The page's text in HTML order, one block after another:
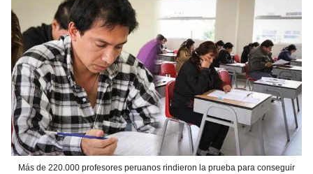
Más de 220.000 profesores peruanos rindieron la prueba para conseguir